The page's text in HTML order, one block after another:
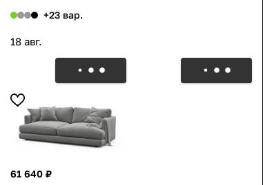
+23 вар.
18 авг.
61 640 ₽